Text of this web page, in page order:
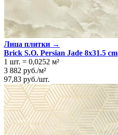
Лица плитки →
Brick S.O. Persian Jade 8x31.5 cm
1 шт. = 0,0252 м²
3 882 руб./м²
97,83 руб./шт.